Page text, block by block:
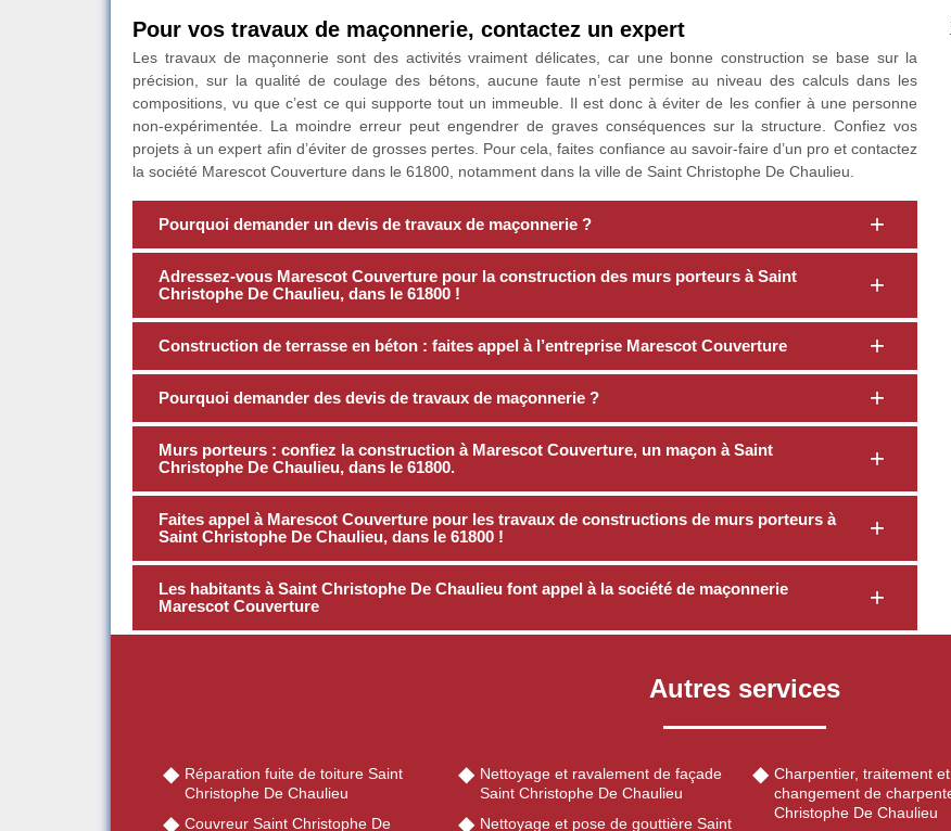
Pour vos travaux de maçonnerie, contactez un expert
Les travaux de maçonnerie sont des activités vraiment délicates, car une bonne construction se base sur la
précision, sur la qualité de coulage des bétons, aucune faute n’est permise au niveau des calculs dans les
compositions, vu que c’est ce qui supporte tout un immeuble. Il est donc à éviter de les confier à une personne
non-expérimentée. La moindre erreur peut engendrer de graves conséquences sur la structure. Confiez vos
projets à un expert afin d’éviter de grosses pertes. Pour cela, faites confiance au savoir-faire d’un pro et contactez
la société Marescot Couverture dans le 61800, notamment dans la ville de Saint Christophe De Chaulieu.
Pourquoi demander un devis de travaux de maçonnerie ?
Adressez-vous Marescot Couverture pour la construction des murs porteurs à Saint
Christophe De Chaulieu, dans le 61800 !
Construction de terrasse en béton : faites appel à l’entreprise Marescot Couverture
Pourquoi demander des devis de travaux de maçonnerie ?
Murs porteurs : confiez la construction à Marescot Couverture, un maçon à Saint
Christophe De Chaulieu, dans le 61800.
Faites appel à Marescot Couverture pour les travaux de constructions de murs porteurs à
Saint Christophe De Chaulieu, dans le 61800 !
Les habitants à Saint Christophe De Chaulieu font appel à la société de maçonnerie
Marescot Couverture
Autres services
Réparation fuite de toiture Saint
Christophe De Chaulieu
Couvreur Saint Christophe De
Nettoyage et ravalement de façade
Saint Christophe De Chaulieu
Nettoyage et pose de gouttière Saint
Charpentier, traitement et
changement de
Christophe De Chaulieu